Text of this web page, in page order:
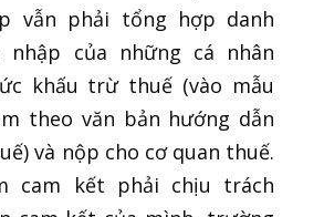
vẫn phải tổng hợp danh
nhập của những cá nhân
khấu trừ thuế (vào mẫu
theo văn bản hướng dẫn
và nộp cho cơ quan thuế.
cam kết phải chịu trách